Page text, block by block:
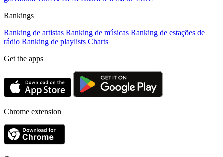
Rankings
Ranking de artistas Ranking de músicas Ranking de estações de
rádio Ranking de playlists Charts
Get the apps
Chrome extension